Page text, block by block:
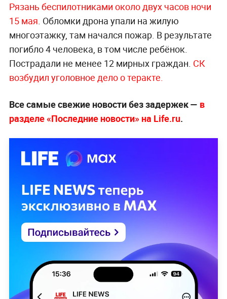
Рязань беспилотниками около двух часов ночи
15 мая . Обломки дрона упали на жилую
многоэтажку, там начался пожар. В результате
погибло 4 человека, в том числе ребёнок.
Пострадали не менее 12 мирных граждан. СК
возбудил уголовное дело о теракте.
Все самые свежие новости без задержек — в
разделе «Последние новости» на Life.ru.